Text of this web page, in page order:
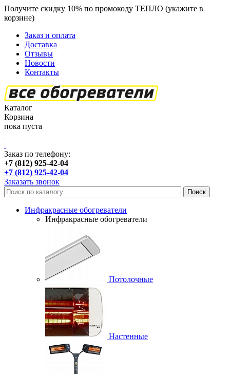
Получите скидку 10% по промокоду ТЕПЛО (укажите в
корзине)
Заказ и оплата
Доставка
Отзывы
Новости
Контакты
Каталог
Корзина
пока пуста
Заказ по телефону:
+7 (812) 925-42-04
+7 (812) 925-42-04
Заказать звонок
Инфракрасные обогреватели
Инфракрасные обогреватели
Потолочные
Настенные